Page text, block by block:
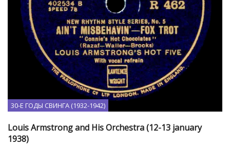
30-Е ГОДЫ СВИНГА (1932-1942)
Louis Armstrong and His Orchestra (12-13 january
1938)